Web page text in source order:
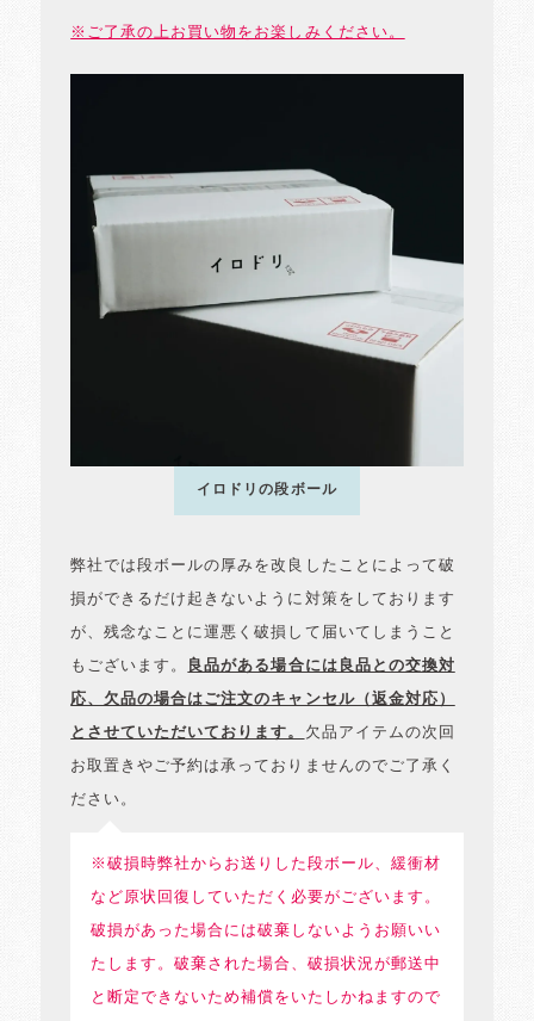
※ご了承の上お買い物をお楽しみください。
イロドリの段ボール
弊社では段ボールの厚みを改良したことによって破
損ができるだけ起きないように対策をしております
が、残念なことに運悪く破損して届いてしまうこと
もございます。 良品がある場合には良品との交換対
応、欠品の場合はご注文のキャンセル（返金対応）
とさせていただいております。 欠品アイテムの次回
お取置きやご予約は承っておりませんのでご了承く
ださい。
※破損時弊社からお送りした段ボール、緩衝材
など原状回復していただく必要がございます。
破損があった場合には破棄しないようお願いい
たします。破棄された場合、破損状況が郵送中
と断定できないため補償をいたしかねますので